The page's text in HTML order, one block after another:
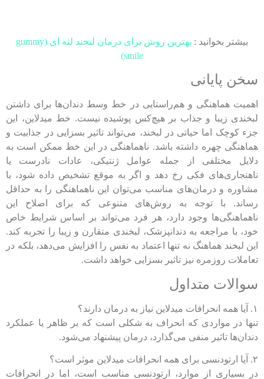
بیشتر بخوانید :
بهترین روش برای درمان لبخند لثه ای (gummy
smile)
سخن پایانی
اهمیت هماهنگی و هم‌راستایی در خط وسط دندان‌ها برای داشتن
لبخندی زیبا و جذاب بر هیچ‌کس پوشیده نیست. خط میدلاین، این
جزء کوچک اما حیاتی در لبخند، می‌تواند تاثیر بسزایی در جذابیت و
هماهنگی چهره داشته باشد. ناهماهنگی در این خط ممکن است به
دلایل مختلفی از جمله عوامل ژنتیکی، عادات نادرست یا
ناهنجاری‌های فکی رخ دهد و اگر به موقع تشخیص داده شود، با
مشاوره و درمان‌های مناسب می‌توان این ناهماهنگی را به حداقل
رساند. با توجه به روش‌های متنوعی که برای اصلاح این
ناهماهنگی‌ها وجود دارد، هر فرد می‌تواند بر اساس شرایط خاص
خود، با مراجعه به دندانپزشک، لبخندی متقارن و زیبا را تجربه کند.
این لبخند هماهنگ نه تنها اعتماد به نفس را افزایش می‌دهد، بلکه در
تعاملات روزمره نیز تاثیر بسزایی خواهد داشت.
سوالات متداول
۱. آیا همه انحرافات میدلاین نیاز به درمان دارند؟
تنها در مواردی که انحراف به شکلی است که بر ظاهر یا عملکرد
دندان‌ها تاثیر منفی می‌گذارد، درمان پیشنهاد می‌شود.
۲. آیا ارتودنسی برای همه انحرافات میدلاین موثر است؟
در بسیاری از موارد، ارتودنسی مناسب است، اما در انحرافات